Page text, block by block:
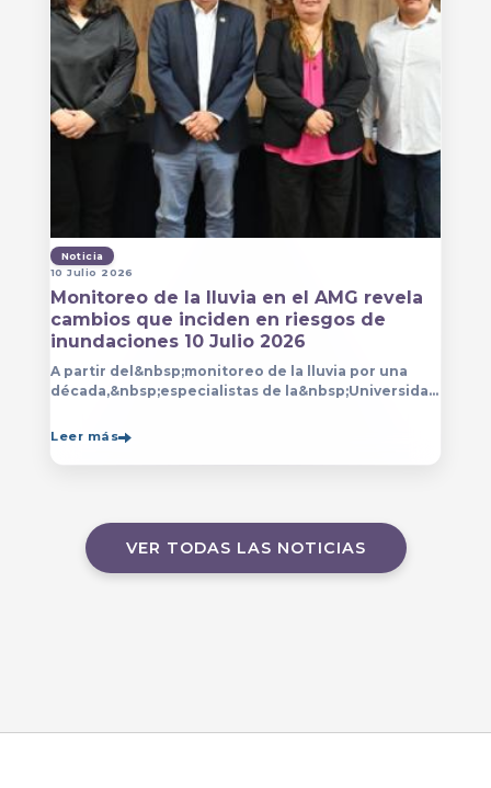
Noticia
10 Julio 2026
Monitoreo de la lluvia en el AMG revela
cambios que inciden en riesgos de
inundaciones 10 Julio 2026
A partir del&nbsp;monitoreo de la lluvia por una
década,&nbsp;especialistas de la&nbsp;Universidad
Leer más
VER TODAS LAS NOTICIAS